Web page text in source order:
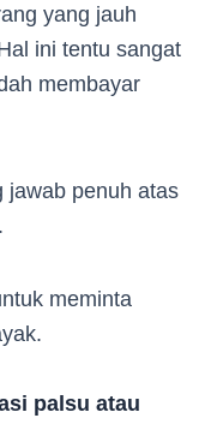
yang jauh
ini tentu sangat
membayar
jawab penuh atas
meminta
palsu atau